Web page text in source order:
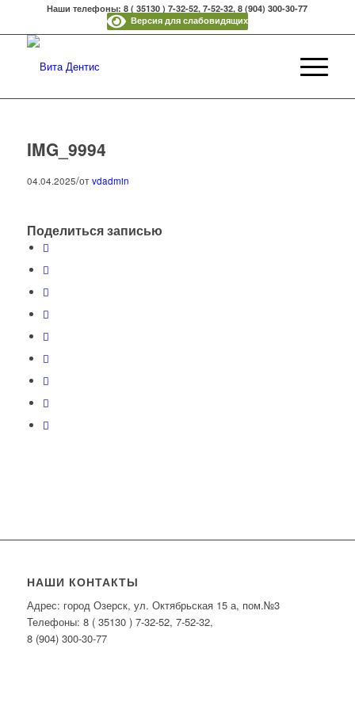
Наши телефоны: 8 ( 35130 ) 7-32-52, 7-52-32, 8 (904) 300-30-77
Версия для слабовидящих
IMG_9994
04.04.2025/отvdadmin
Поделиться записью
НАШИ КОНТАКТЫ
Адрес: город Озерск, ул. Октябрьская 15 а, пом.№3
Телефоны: 8 ( 35130 ) 7-32-52, 7-52-32,
8 (904) 300-30-77